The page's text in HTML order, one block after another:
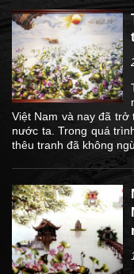
Việt Nam và nay đã trở
nước ta. Trong quá
thêu tranh đã không